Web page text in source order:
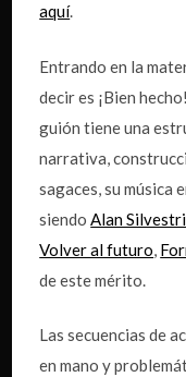
aquí.
Entrando en la
decir es ¡Bien
guión tiene una
narrativa,
sagaces, su música
siendoAlan Silvestri
Volver al futuro,
de este mérito.
Las secuencias de
en mano y